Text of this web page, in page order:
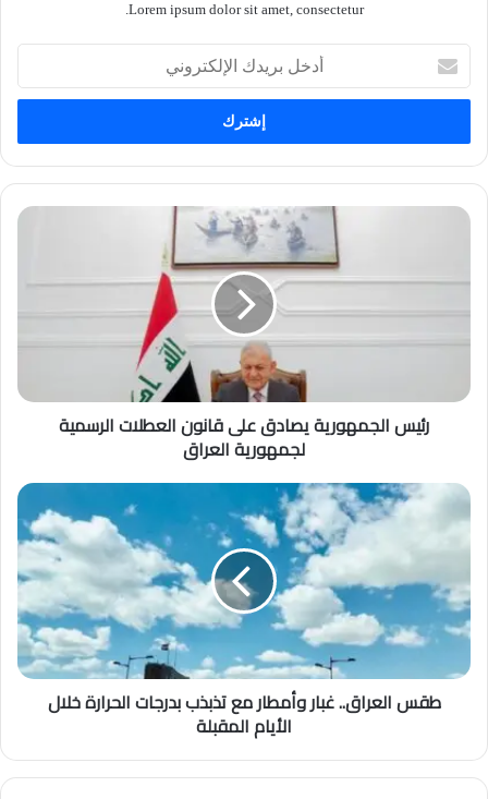
Lorem ipsum dolor sit amet, consectetur.
بريدك
الإلكتروني
رئيس الجمهورية يصادق على قانون العطلات الرسمية
لجمهورية العراق
طقس العراق.. غبار وأمطار مع تذبذب بدرجات الحرارة خلال
الأيام المقبلة